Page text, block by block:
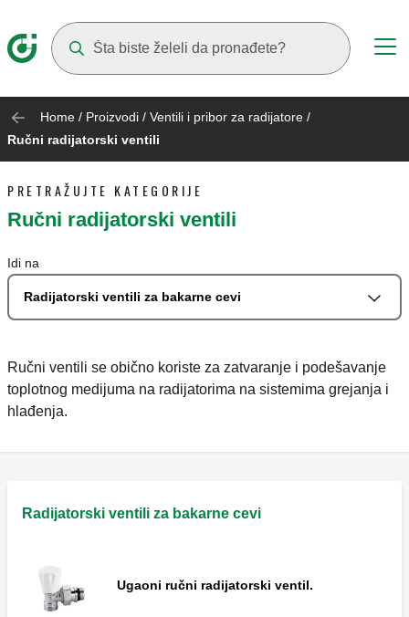
Home / Proizvodi / Ventili i pribor za radijatore /
Ručni radijatorski ventili
PRETRAŽUJTE KATEGORIJE
Ručni radijatorski ventili
Idi na
Radijatorski ventili za bakarne cevi
Ručni ventili se obično koriste za zatvaranje i podešavanje
toplotnog medijuma na radijatorima na sistemima grejanja i
hlađenja.
Radijatorski ventili za bakarne cevi
Ugaoni ručni radijatorski ventil.